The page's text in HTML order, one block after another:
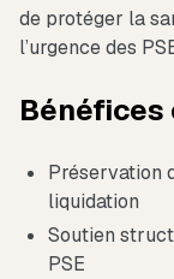
de protéger la
l’urgence des
Préservation
liquidation
Soutien
PSE